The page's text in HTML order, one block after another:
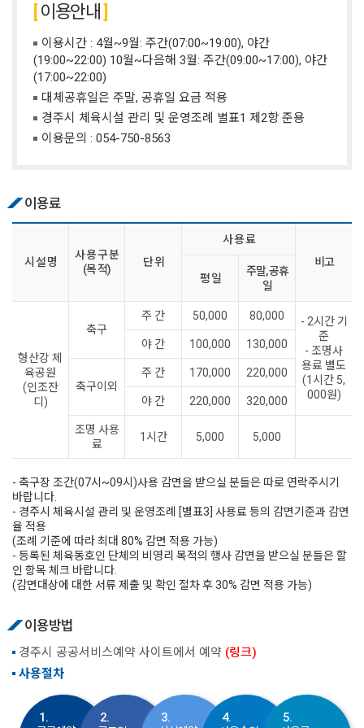
이용안내
이용시간 : 4월~9월: 주간(07:00~19:00), 야간
(19:00~22:00) 10월~다음해 3월: 주간(09:00~17:00), 야간
(17:00~22:00)
대체공휴일은 주말, 공휴일 요금 적용
경주시 체육시설 관리 및 운영조례 별표1 제2항 준용
이용문의 : 054-750-8563
이용료
시 설 명
사 용 구 분
(목 적)
단 위
사 용 료
비고
평 일
주말, 공휴
일
형산강 체
육공원
(인조잔
디)
축구
주 간 50,000 80,000
- 2시간 기
준
- 조명사
용료 별도
(1시간 5,
000원)
야 간 100,000 130,000
축구이외
주 간 170,000 220,000
야 간 220,000 320,000
조명 사용
료
1시간 5,000 5,000
- 축구장 조간(07시~09시)사용 감면을 받으실 분들은 따로 연락주시기
바랍니다.
- 경주시 체육시설 관리 및 운영조례 [별표3] 사용료 등의 감면기준과 감면
율 적용
(조례 기준에 따라 최대 80% 감면 적용 가능)
- 등록된 체육동호인 단체의 비영리 목적의 행사 감면을 받으실 분들은 할
인 항목 체크 바랍니다.
(감면대상에 대한 서류 제출 및 확인 절차 후 30% 감면 적용 가능)
이용방법
경주시 공공서비스예약 사이트에서 예약 (링크)
사용절차
1. 2. 3. 4. 5.